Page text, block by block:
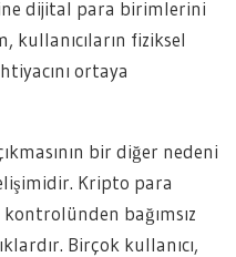
dijital para birimlerini
fiziksel
ortaya
bir diğer nedeni
Kripto para
bağımsız
Birçok kullanıcı,